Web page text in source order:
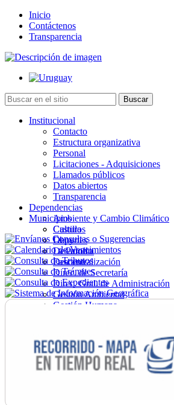
Inicio
Contáctenos
Transparencia
Institucional
Contacto
Estructura organizativa
Personal
Licitaciones - Adquisiciones
Llamados públicos
Datos abiertos
Transparencia
Dependencias
Ambiente y Cambio Climático
Cultura
Deportes
Desarrollo
Descentralización
Direc. de Secretaría
Direc. Gral. de Administración
Gestión Ambiental
Gestión Humana
Ordenamiento
Promoción Social
Salud
Secretaría General
Municipios
Castillos
Chuy
La Paloma
Lascano